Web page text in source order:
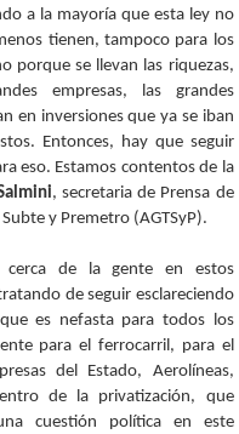
a la mayoría que esta ley no
tienen, tampoco para los
porque se llevan las riquezas,
empresas, las grandes
en inversiones que ya se iban
Entonces, hay que seguir
eso. Estamos contentos de la
, secretaria de Prensa de
y Premetro (AGTSyP).
cerca de la gente en estos
de seguir esclareciendo
es nefasta para todos los
para el ferrocarril, para el
del Estado, Aerolíneas,
de la privatización, que
cuestión política en este